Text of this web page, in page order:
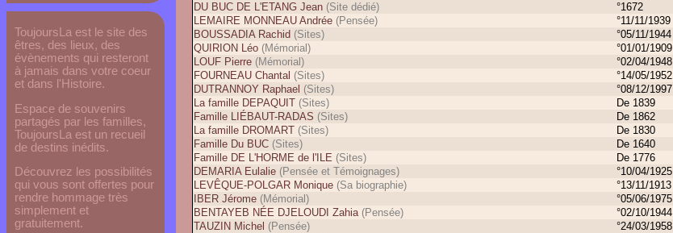
ToujoursLa est le site des
êtres, des lieux, des
évènements qui resteront
à jamais dans votre coeur
et dans l'Histoire.
Espace de souvenirs
partagés par les familles,
ToujoursLa est un recueil
de destins inédits.
Découvrez les possibilités
qui vous sont offertes pour
rendre hommage très
simplement et
gratuitement.
DU BUC DE L'ETANG Jean (Site dédié) °1672
LEMAIRE MONNEAU Andrée (Pensée) °11/11/1939
BOUSSADIA Rachid (Sites) °05/11/1944
QUIRION Léo (Mémorial) °01/01/1909
LOUF Pierre (Mémorial) °02/04/1948
FOURNEAU Chantal (Sites) °14/05/1952
DUTRANNOY Raphael (Sites) °08/12/1997
La famille DEPAQUIT (Sites) De 1839
Famille LIÉBAUT-RADAS (Sites) De 1862
La famille DROMART (Sites) De 1830
Famille Du BUC (Sites) De 1640
Famille DE L'HORME de l'ILE (Sites) De 1776
DEMARIA Eulalie (Pensée et Témoignages) °10/04/1925
LEVÊQUE-POLGAR Monique (Sa biographie) °13/11/1913
IBER Jérome (Mémorial) °05/06/1975
BENTAYEB NÉE DJELOUDI Zahia(Pensée) °02/10/1944
TAUZIN Michel (Pensée) °24/03/1958